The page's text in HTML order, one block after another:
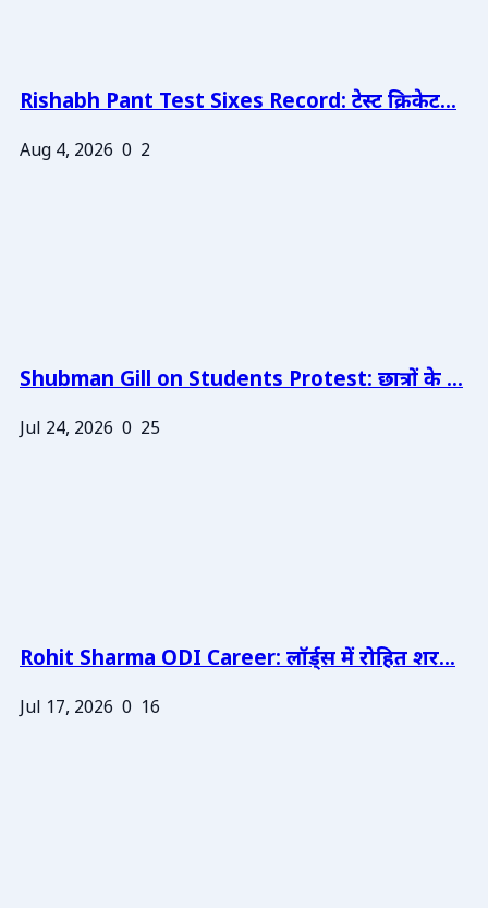
Rishabh Pant Test Sixes Record: टेस्ट क्रिकेट...
Aug 4, 2026 0 2
Shubman Gill on Students Protest: छात्रों के ...
Jul 24, 2026 0 25
Rohit Sharma ODI Career: लॉर्ड्स में रोहित शर...
Jul 17, 2026 0 16